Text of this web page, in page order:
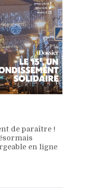
de paraître !
en ligne